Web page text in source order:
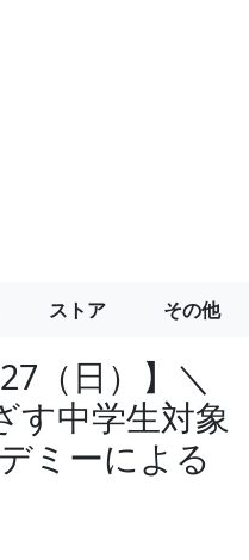
ストア その他
（日）】＼
す中学生対象
ミーによる